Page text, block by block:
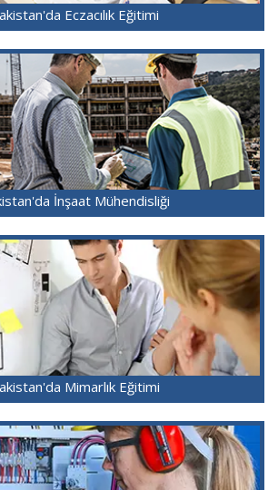
Eczacılık Eğitimi
İnşaat Mühendisliği
Mimarlık Eğitimi